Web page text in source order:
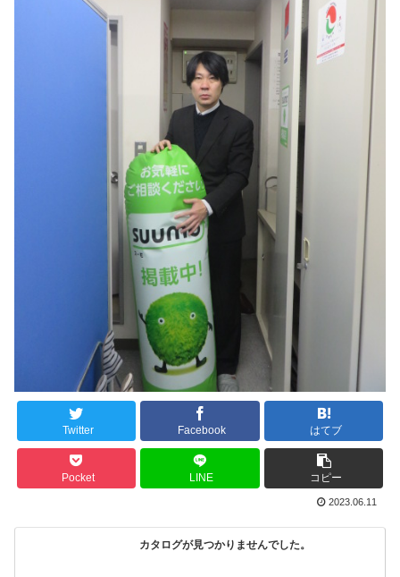
Twitter Facebook はてブ
Pocket LINE コピー
2023.06.11
カタログが見つかりませんでした。